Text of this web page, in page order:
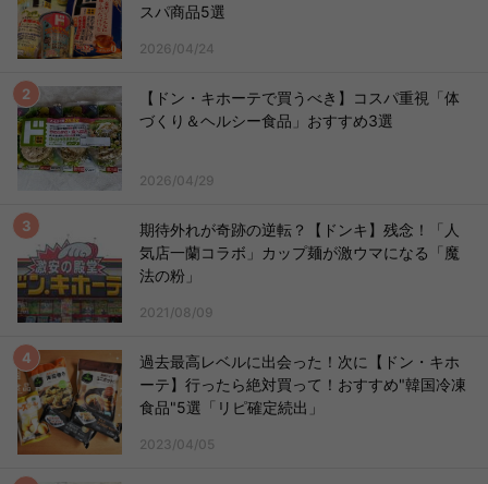
スパ商品5選
2026/04/24
【ドン・キホーテで買うべき】コスパ重視「体
づくり＆ヘルシー食品」おすすめ3選
2026/04/29
期待外れが奇跡の逆転？【ドンキ】残念！「人
気店一蘭コラボ」カップ麺が激ウマになる「魔
法の粉」
2021/08/09
過去最高レベルに出会った！次に【ドン・キホ
ーテ】行ったら絶対買って！おすすめ"韓国冷凍
食品"5選「リピ確定続出」
2023/04/05